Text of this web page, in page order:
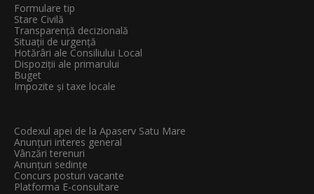
Formulare tip
Stare Civilă
Transparenţă decizională
Situații de urgență
Hotărâri ale Consiliului Local
Dispoziții ale primarului
Buget
Impozite și taxe locale
Codexul apei de la Apaserv Satu Mare
Anunțuri interes general
Vânzări terenuri
Anunțuri sedințe
Concurs posturi vacante
Platforma E-consultare